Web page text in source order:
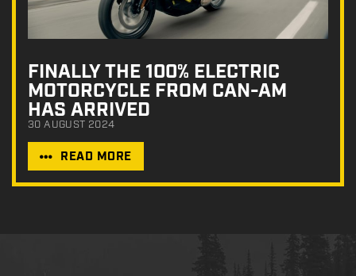
FINALLY THE 100% ELECTRIC
MOTORCYCLE FROM CAN-AM
HAS ARRIVED
30 AUGUST 2024
READ MORE